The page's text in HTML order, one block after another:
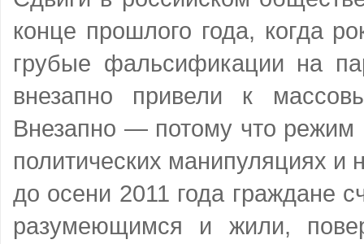
конце прошлого года, когда
грубые фальсификации на
внезапно привели к
Внезапно — потому что режим
политических манипуляциях и
до осени 2011 года граждане
разумеющимся и жили,